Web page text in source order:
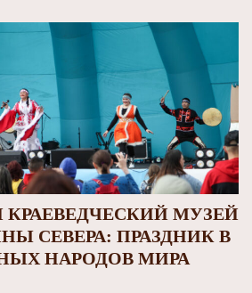
МУЗЕЙ
СЕВЕРА: ПРАЗДНИК В
НАРОДОВ МИРА